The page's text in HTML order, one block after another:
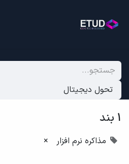
تحول دیجیتال
1 بند
مذاکره نرم افزار ×